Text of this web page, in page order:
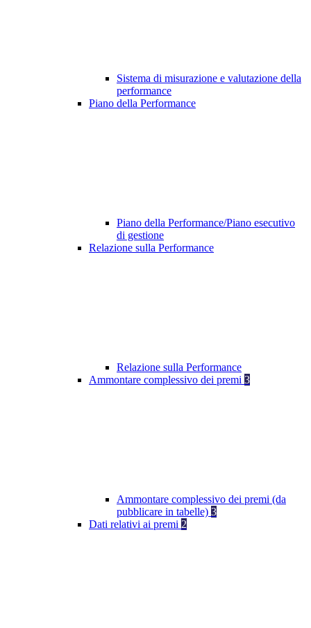
Sistema di misurazione e valutazione della
performance
Piano della Performance
Piano della Performance/Piano esecutivo
di gestione
Relazione sulla Performance
Relazione sulla Performance
Ammontare complessivo dei premi 3
Ammontare complessivo dei premi (da
pubblicare in tabelle) 3
Dati relativi ai premi 2